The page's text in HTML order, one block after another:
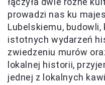
prowadzi nas ku
Lubelskiemu,
istotnych wydarzeń
zwiedzeniu murów
lokalnej historii,
jednej z lokalnych